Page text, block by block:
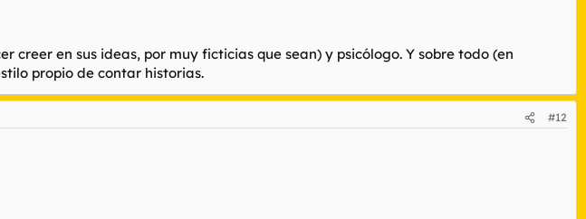
en sus ideas, por muy ficticias que sean) y psicólogo. Y sobre todo (en
propio de contar historias.
#12